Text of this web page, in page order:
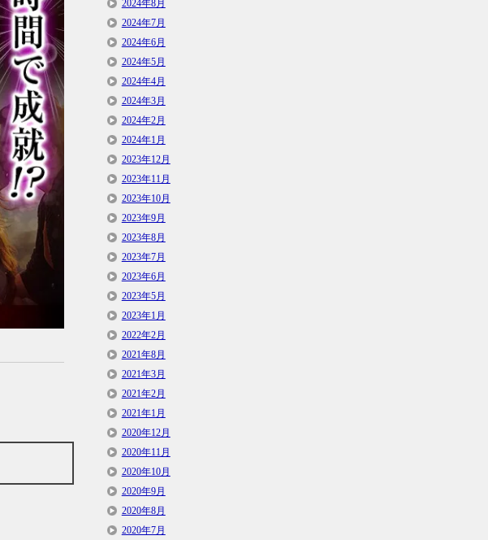
2024年8月
2024年7月
2024年6月
2024年5月
2024年4月
2024年3月
2024年2月
2024年1月
2023年12月
2023年11月
2023年10月
2023年9月
2023年8月
2023年7月
2023年6月
2023年5月
2023年1月
2022年2月
2021年8月
2021年3月
2021年2月
2021年1月
2020年12月
2020年11月
2020年10月
2020年9月
2020年8月
2020年7月